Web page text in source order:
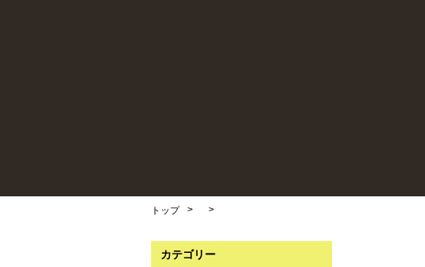
トップ > >
カテゴリー